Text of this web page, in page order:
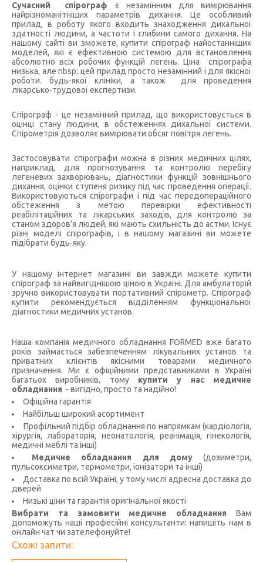
Сучасний спірограф є незамінним для вимірювання
найрізноманітніших параметрів дихання. Це особливий
прилад, в роботу якого входить знаходження дихальної
здатності людини, а частоти і глибини самого дихання. На
нашому сайті ви зможете, купити спірограф найостанніших
моделей, які є ефективною системою для встановлення
абсолютно всіх робочих функцій легень. Ціна спірографа
низька, але nbsp; цей прилад просто незамінний і для якісної
роботи. будь-якої клініки, а також для проведення
лікарсько-трудової експертизи.
Спірограф - це незамінний прилад, що використовується в
оцінці стану людини, в обстеженнях дихальної системи.
Спірометрія дозволяє вимірювати обсяг повітря легень.
Застосовувати спірографи можна в різних медичних цілях,
наприклад, для прогнозування та контролю перебігу
легеневих захворювань, діагностики функцій зовнішнього
дихання, оцінки ступеня ризику під час проведення операції.
Використовуються спірографи і під час передопераційного
обстеження з метою перевірки ефективності
реабілітаційних та лікарських заходів, для контролю за
станом здоров'я людей, які мають схильність до астми. Існує
різні моделі спірографів, і в нашому магазині ви можете
підібрати будь-яку.
У нашому інтернет магазині ви завжди можете купити
спірограф за найвигіднішою ціною в Україні. Для амбулаторій
зручно використовувати портативний спірометр. Спірограф
купити рекомендується відділенням функціональної
діагностики медичних установ.
Наша компанія медичного обладнання FORMED вже багато
років займається забезпеченням лікувальних установ та
приватних клієнтів якісними товарами медичного
призначення. Ми є офіційними представниками в Україні
багатьох виробників, тому купити у нас медичне
обладнання - вигідно, просто та надійно!
Офіційна гарантія
Найбільш широкий асортимент
Профільний підбір обладнання по напрямкам (кардіологія,
хірургія, лабораторія, неонатологія, реанімація, гінекологія,
медичні меблі та інші)
Медичне обладнання для дому(дозиметри,
пульсоксиметри, термометри, іонізатори та інші)
Доставка по всій Україні, у тому числі адресна доставка до
дверей
Низькі ціни та гарантія оригінальної якості
Вибрати та замовити медичне обладнання Вам
допоможуть наші професійні консультанти: напишіть нам в
онлайн чат чи зателефонуйте!
Схожі запити: